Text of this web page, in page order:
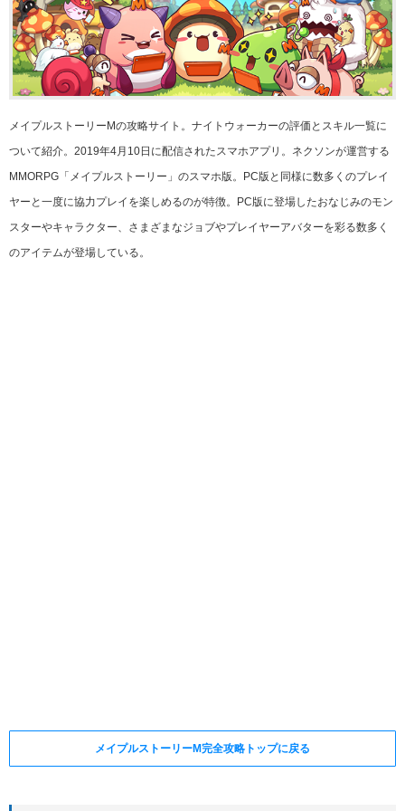
メイプルストーリーMの攻略サイト。ナイトウォーカーの評価とスキル一覧に
ついて紹介。2019年4月10日に配信されたスマホアプリ。ネクソンが運営する
MMORPG「メイプルストーリー」のスマホ版。PC版と同様に数多くのプレイ
ヤーと一度に協力プレイを楽しめるのが特徴。PC版に登場したおなじみのモン
スターやキャラクター、さまざまなジョブやプレイヤーアバターを彩る数多く
のアイテムが登場している。
メイプルストーリーM完全攻略トップに戻る